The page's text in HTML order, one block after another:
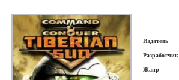
Издатель
Разработчик
Жанр